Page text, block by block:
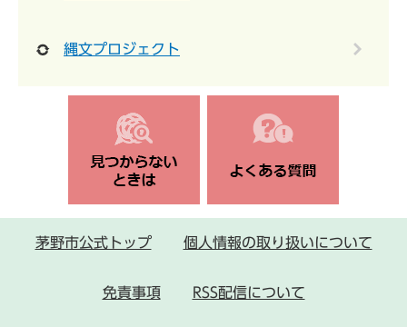
縄文プロジェクト
茅野市公式トップ 個人情報の取り扱いについて
免責事項 RSS配信について